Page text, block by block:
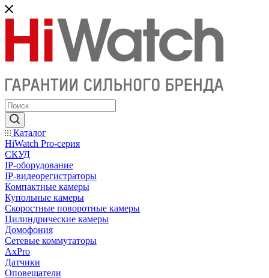
Каталог
HiWatch Pro-серия
CКУД
IP-оборудование
IP-видеорегистраторы
Компактные камеры
Купольные камеры
Скоростные поворотные камеры
Цилиндрические камеры
Домофония
Сетевые коммутаторы
AxPro
Датчики
Оповещатели